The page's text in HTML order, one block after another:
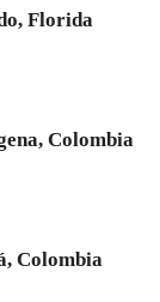
Florida
Colombia
Colombia